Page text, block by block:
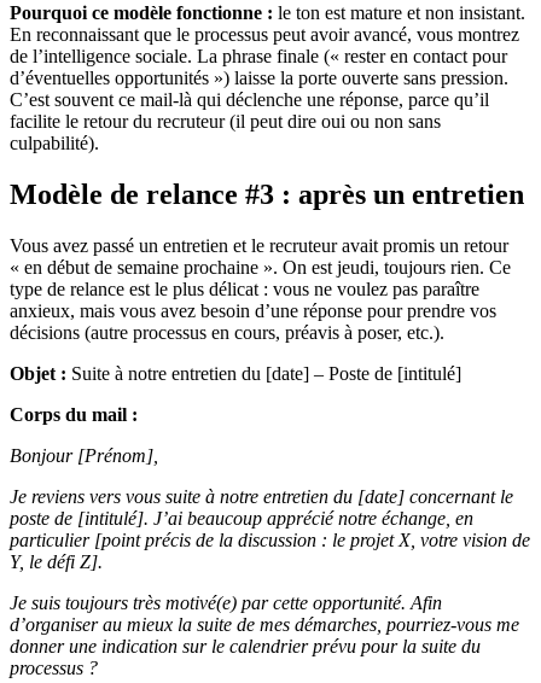
Pourquoi ce modèle fonctionne : le ton est mature et non insistant.
En reconnaissant que le processus peut avoir avancé, vous montrez
de l’intelligence sociale. La phrase finale (« rester en contact pour
d’éventuelles opportunités ») laisse la porte ouverte sans pression.
C’est souvent ce mail-là qui déclenche une réponse, parce qu’il
facilite le retour du recruteur (il peut dire oui ou non sans
culpabilité).
Modèle de relance #3 : après un entretien
Vous avez passé un entretien et le recruteur avait promis un retour
« en début de semaine prochaine ». On est jeudi, toujours rien. Ce
type de relance est le plus délicat : vous ne voulez pas paraître
anxieux, mais vous avez besoin d’une réponse pour prendre vos
décisions (autre processus en cours, préavis à poser, etc.).
Objet : Suite à notre entretien du [date] – Poste de [intitulé]
Corps du mail :
Bonjour [Prénom],
Je reviens vers vous suite à notre entretien du [date] concernant le
poste de [intitulé]. J’ai beaucoup apprécié notre échange, en
particulier [point précis de la discussion : le projet X, votre vision de
Y, le défi Z].
Je suis toujours très motivé(e) par cette opportunité. Afin
d’organiser au mieux la suite de mes démarches, pourriez-vous me
donner une indication sur le calendrier prévu pour la suite du
processus ?